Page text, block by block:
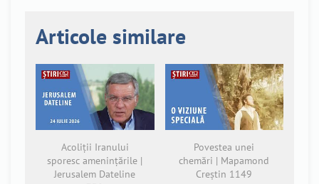
Articole similare
Acoliții Iranului
sporesc amenințările |
Jerusalem Dateline
Povestea unei
chemări | Mapamond
Creștin 1149